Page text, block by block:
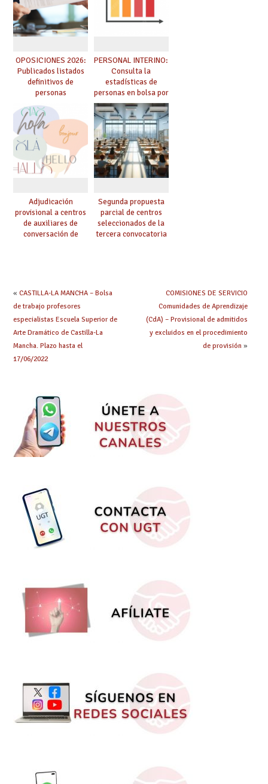
OPOSICIONES 2026:
Publicados listados
definitivos de
personas
seleccionadas. ¿Qué
hacer ahora si he
obtenido plaza?
PERSONAL INTERINO:
Consulta la
estadísticas de
personas en bolsa por
cuerpo, especialidad
y tipo de bolsa para
el curso 26/27
Adjudicación
provisional a centros
de auxiliares de
conversación de
Segunda propuesta
parcial de centros
seleccionados de la
tercera convocatoria
« CASTILLA-LA MANCHA – Bolsa
de trabajo profesores
especialistas Escuela Superior de
Arte Dramático de Castilla-La
Mancha. Plazo hasta el
17/06/2022
COMISIONES DE SERVICIO
Comunidades de Aprendizaje
(CdA) – Provisional de admitidos
y excluidos en el procedimiento
de provisión »